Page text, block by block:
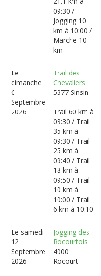
09:30 /
Jogging 10
km à 10:00 /
Marche 10
km
Le
dimanche
6
Septembre
2026
Trail des
Chevaliers
5377 Sinsin
Trail 60 km à
08:30 / Trail
35 km à
09:30 / Trail
25 km à
09:40 / Trail
18 km à
09:50 / Trail
10 km à
10:00 / Trail
6 km à 10:10
Le samedi
12
Septembre
2026
Jogging des
Rocourtois
4000
Rocourt